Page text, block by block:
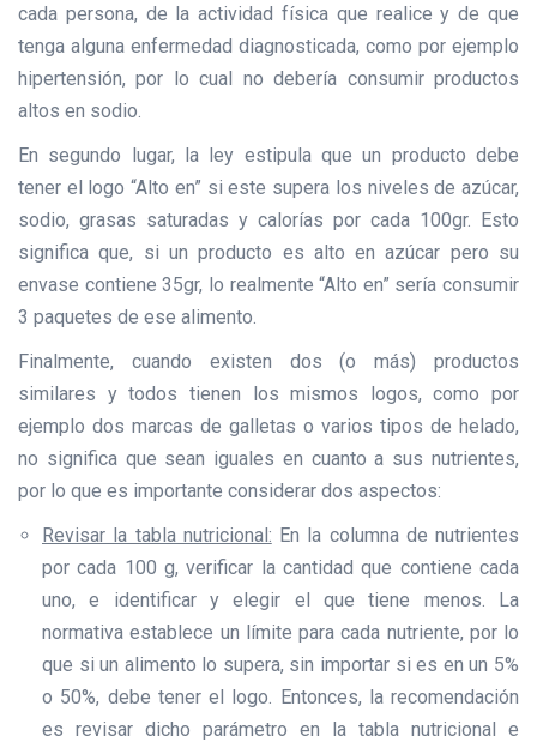
cada persona, de la actividad física que realice y de que
tenga alguna enfermedad diagnosticada, como por ejemplo
hipertensión, por lo cual no debería consumir productos
altos en sodio.
En segundo lugar, la ley estipula que un producto debe
tener el logo “Alto en” si este supera los niveles de azúcar,
sodio, grasas saturadas y calorías por cada 100gr. Esto
significa que, si un producto es alto en azúcar pero su
envase contiene 35gr, lo realmente “Alto en” sería consumir
3 paquetes de ese alimento.
Finalmente, cuando existen dos (o más) productos
similares y todos tienen los mismos logos, como por
ejemplo dos marcas de galletas o varios tipos de helado,
no significa que sean iguales en cuanto a sus nutrientes,
por lo que es importante considerar dos aspectos:
Revisar la tabla nutricional: En la columna de nutrientes
por cada 100 g, verificar la cantidad que contiene cada
uno, e identificar y elegir el que tiene menos. La
normativa establece un límite para cada nutriente, por lo
que si un alimento lo supera, sin importar si es en un 5%
o 50%, debe tener el logo. Entonces, la recomendación
es revisar dicho parámetro en la tabla nutricional e